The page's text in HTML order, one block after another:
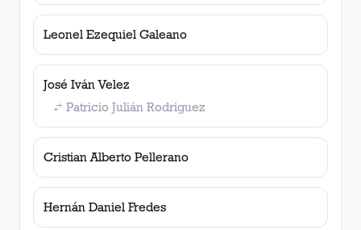
Leonel Ezequiel Galeano
José Iván Velez
Patricio Julián Rodriguez
Cristian Alberto Pellerano
Hernán Daniel Fredes